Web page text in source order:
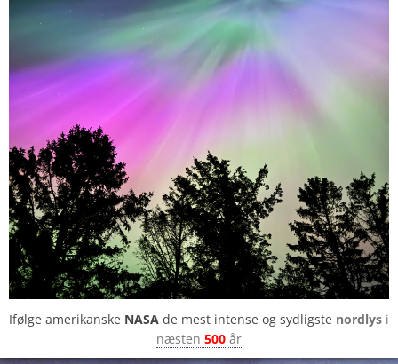
Ifølge amerikanske NASA de mest intense og sydligste nordlys i
næsten 500 år